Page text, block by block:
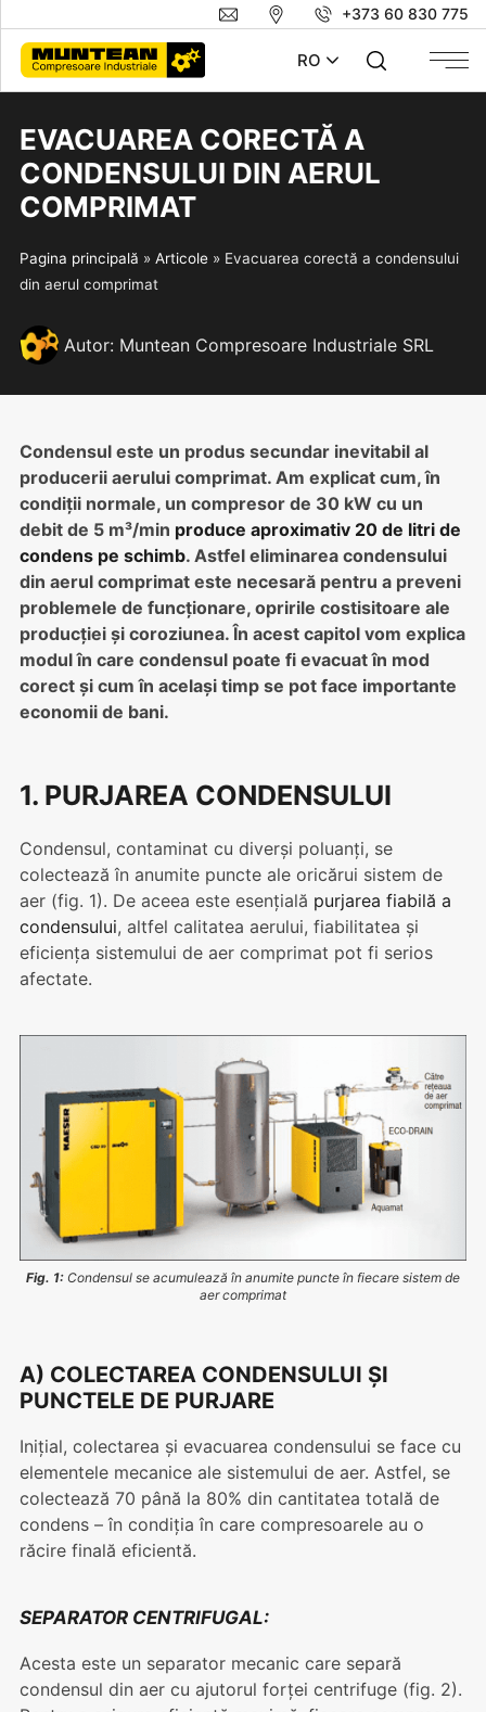
+373 60 830 775
RO
EVACUAREA CORECTĂ A
CONDENSULUI DIN AERUL
COMPRIMAT
Pagina principală » Articole » Evacuarea corectă a condensului
din aerul comprimat
Autor: Muntean Compresoare Industriale SRL
Condensul este un produs secundar inevitabil al
producerii aerului comprimat. Am explicat cum, în
condiții normale, un compresor de 30 kW cu un
debit de 5 m³/min produce aproximativ 20 de litri de
condens pe schimb. Astfel eliminarea condensului
din aerul comprimat este necesară pentru a preveni
problemele de funcționare, opririle costisitoare ale
producției și coroziunea. În acest capitol vom explica
modul în care condensul poate fi evacuat în mod
corect și cum în același timp se pot face importante
economii de bani.
1. PURJAREA CONDENSULUI
Condensul, contaminat cu diverși poluanți, se
colectează în anumite puncte ale oricărui sistem de
aer (fig. 1). De aceea este esențială purjarea fiabilă a
condensului, altfel calitatea aerului, fiabilitatea și
eficiența sistemului de aer comprimat pot fi serios
afectate.
Fig. 1: Condensul se acumulează în anumite puncte în fiecare sistem de
aer comprimat
A) COLECTAREA CONDENSULUI ȘI
PUNCTELE DE PURJARE
Inițial, colectarea și evacuarea condensului se face cu
elementele mecanice ale sistemului de aer. Astfel, se
colectează 70 până la 80% din cantitatea totală de
condens – în condiția în care compresoarele au o
răcire finală eficientă.
SEPARATOR CENTRIFUGAL:
Acesta este un separator mecanic care separă
condensul din aer cu ajutorul forței centrifuge (fig. 2).